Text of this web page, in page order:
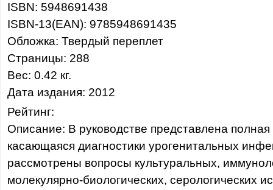
ISBN: 5948691438
ISBN-13(EAN): 9785948691435
Обложка: Твердый переплет
Страницы: 288
Вес: 0.42 кг.
Дата издания: 2012
Рейтинг:
Описание: В руководстве представлена
касающаяся диагностики урогенитальных
рассмотрены вопросы культуральных,
молекулярно-биологических, серологических